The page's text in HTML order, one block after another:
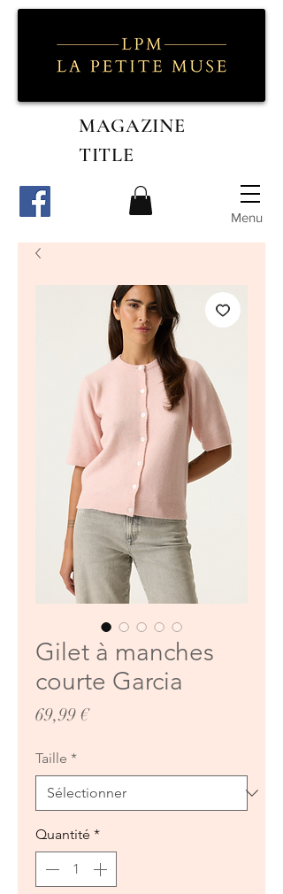
Menu
MAGAZINE
TITLE
Gilet à manches
courte Garcia
69,99 €Prix
Taille *
Quantité *